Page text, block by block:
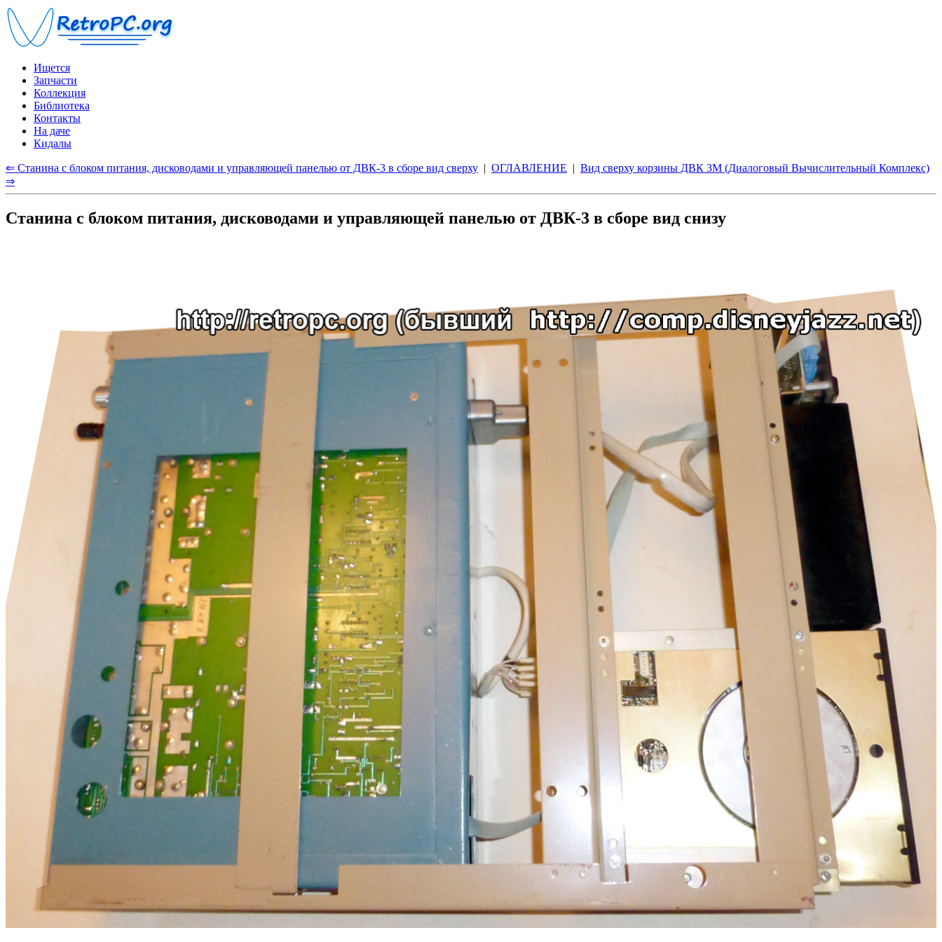
Ищется
Запчасти
Коллекция
Библиотека
Контакты
На даче
Кидалы
⇐ Станина с блоком питания, дисководами и управляющей панелью от ДВК-3 в сборе вид сверху | ОГЛАВЛЕНИЕ | Вид сверху корзины ДВК 3М (Диалоговый Вычислительный Комплекс)
⇒
Станина с блоком питания, дисководами и управляющей панелью от ДВК-3 в сборе вид снизу